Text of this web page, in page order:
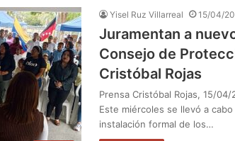
Yisel Ruz Villarreal 15/04/
Juramentan a
Consejo de
Cristóbal Rojas
Prensa Cristóbal Rojas, 15/
Este miércoles se llevó a
instalación formal de los…